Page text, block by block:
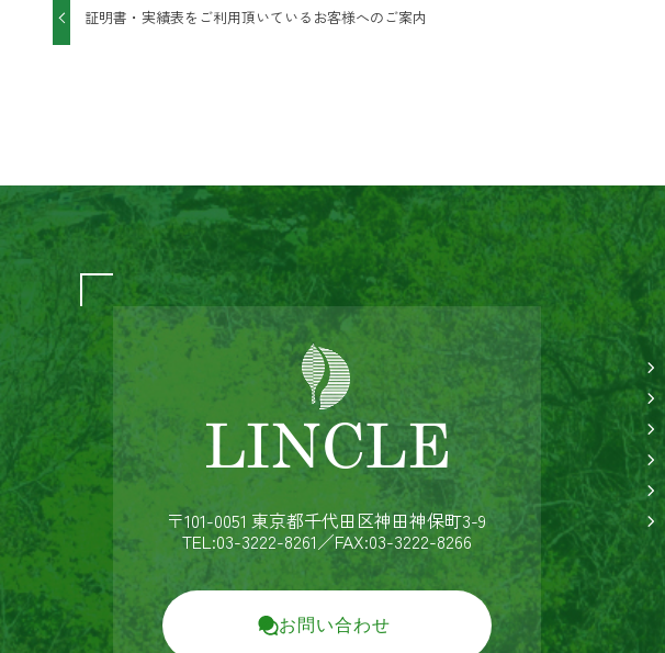
証明書・実績表をご利用頂いているお客様へのご案内
〒101-0051 東京都千代田区神田神保町3-9
TEL:03-3222-8261／FAX:03-3222-8266
お問い合わせ